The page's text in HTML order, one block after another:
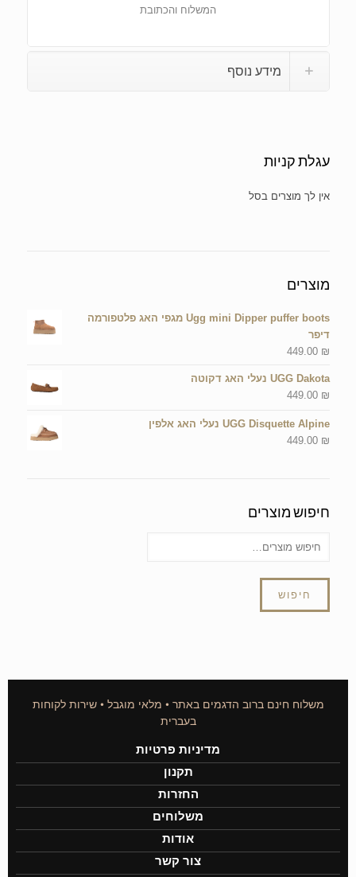
המשלוח והכתובת
מידע נוסף
עגלת קניות
מוצרים
Ugg mini Dipper puffer boots מגפי האג פלטפורמה
דיפר
449.00 ₪
UGG Dakota נעלי האג דקוטה
449.00 ₪
UGG Disquette Alpine נעלי האג אלפין
449.00 ₪
חיפוש מוצרים
חיפוש
משלוח חינם ברוב הדגמים באתר • מלאי מוגבל • שירות לקוחות
בעברית
מדיניות פרטיות
תקנון
החזרות
משלוחים
אודות
צור קשר